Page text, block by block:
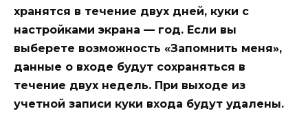
хранятся в течение двух дней, куки с
настройками экрана — год. Если вы
выберете возможность «Запомнить меня»,
данные о входе будут сохраняться в
течение двух недель. При выходе из
учетной записи куки входа будут удалены.